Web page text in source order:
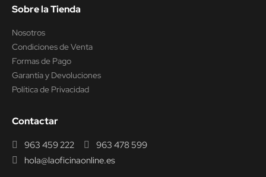
Sobre la Tienda
Nosotros
Condiciones de Venta
Formas de Pago
Garantía y Devoluciones
Política de Privacidad
Contactar
963 459 222
963 478 599
hola@laoficinaonline.es